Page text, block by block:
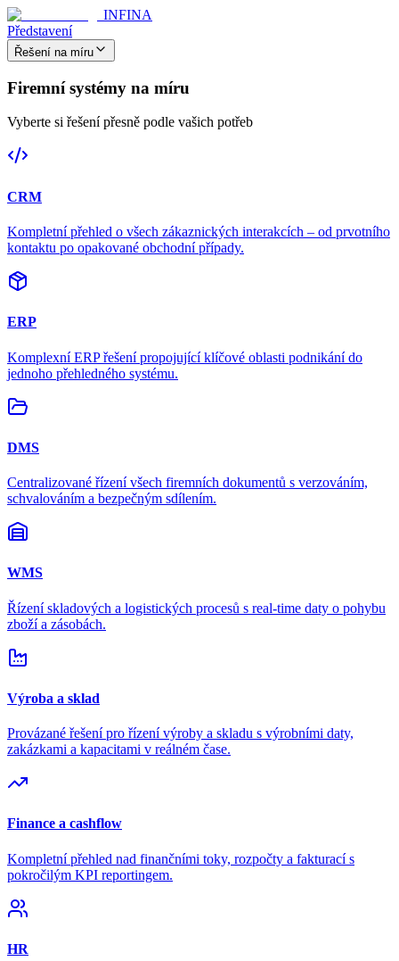
INFINA
Představení
Řešení na míru
Firemní systémy na míru
Vyberte si řešení přesně podle vašich potřeb
CRM
Kompletní přehled o všech zákaznických interakcích – od prvotního
kontaktu po opakované obchodní případy.
ERP
Komplexní ERP řešení propojující klíčové oblasti podnikání do
jednoho přehledného systému.
DMS
Centralizované řízení všech firemních dokumentů s verzováním,
schvalováním a bezpečným sdílením.
WMS
Řízení skladových a logistických procesů s real-time daty o pohybu
zboží a zásobách.
Výroba a sklad
Provázané řešení pro řízení výroby a skladu s výrobními daty,
zakázkami a kapacitami v reálném čase.
Finance a cashflow
Kompletní přehled nad finančními toky, rozpočty a fakturací s
pokročilým KPI reportingem.
HR